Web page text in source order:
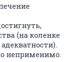
(на коленке
неприменимо.